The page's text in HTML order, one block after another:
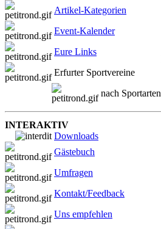
Artikel-Kategorien
Event-Kalender
Eure Links
Erfurter Sportvereine
nach Sportarten
INTERAKTIV
Downloads
Gästebuch
Umfragen
Kontakt/Feedback
Uns empfehlen